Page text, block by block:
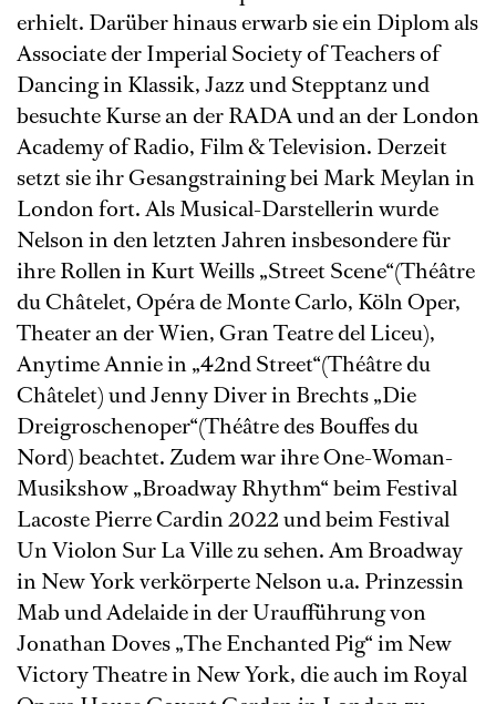
erhielt. Darüber hinaus erwarb sie ein Diplom als
Associate der Imperial Society of Teachers of
Dancing in Klassik, Jazz und Stepptanz und
besuchte Kurse an der RADA und an der London
Academy of Radio, Film & Television. Derzeit
setzt sie ihr Gesangstraining bei Mark Meylan in
London fort. Als Musical-Darstellerin wurde
Nelson in den letzten Jahren insbesondere für
ihre Rollen in Kurt Weills „Street Scene“(Théâtre
du Châtelet, Opéra de Monte Carlo, Köln Oper,
Theater an der Wien, Gran Teatre del Liceu),
Anytime Annie in „42nd Street“(Théâtre du
Châtelet) und Jenny Diver in Brechts „Die
Dreigroschenoper“(Théâtre des Bouffes du
Nord) beachtet. Zudem war ihre One-Woman-
Musikshow „Broadway Rhythm“ beim Festival
Lacoste Pierre Cardin 2022 und beim Festival
Un Violon Sur La Ville zu sehen. Am Broadway
in New York verkörperte Nelson u.a. Prinzessin
Mab und Adelaide in der Uraufführung von
Jonathan Doves „The Enchanted Pig“ im New
Victory Theatre in New York, die auch im Royal